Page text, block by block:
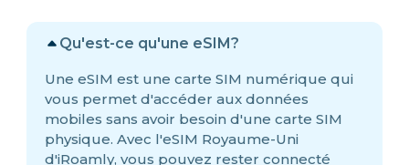
Qu'est-ce qu'une eSIM?
Une eSIM est une carte SIM numérique qui
vous permet d'accéder aux données
mobiles sans avoir besoin d'une carte SIM
physique. Avec l'eSIM Royaume-Uni
d'iRoamly, vous pouvez rester connecté